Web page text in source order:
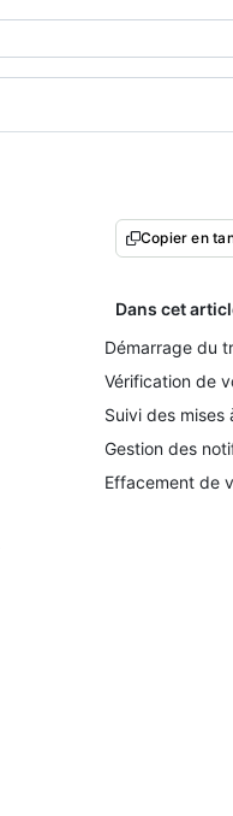
Copier en
Dans cet
Démarrage du
Vérification de
Suivi des
Gestion des
Effacement de